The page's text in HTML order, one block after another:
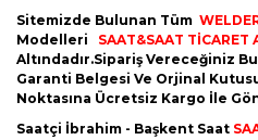
Sitemizde Bulunan Tüm
Modelleri SAAT&SAAT TİCARET
Altındadır.Sipariş Vereceğiniz
Garanti Belgesi Ve Orjinal
Noktasına Ücretsiz Kargo İle
Saatçi İbrahim - Başkent Saat